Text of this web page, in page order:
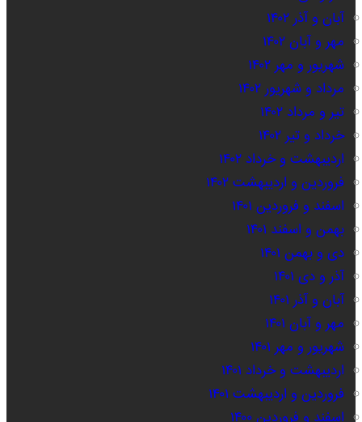
آبان و آذر ۱۴۰۲
مهر و آبان ۱۴۰۲
شهریور و مهر ۱۴۰۲
مرداد و شهریور ۱۴۰۲
تیر و مرداد ۱۴۰۲
خرداد و تیر ۱۴۰۲
اردیبهشت و خرداد ۱۴۰۲
فروردین و اردیبهشت ۱۴۰۲
اسفند و فروردین ۱۴۰۱
بهمن و اسفند ۱۴۰۱
دی و بهمن ۱۴۰۱
آذر و دی ۱۴۰۱
آبان و آذر ۱۴۰۱
مهر و آبان ۱۴۰۱
شهریور و مهر ۱۴۰۱
اردیبهشت و خرداد ۱۴۰۱
فروردین و اردیبهشت ۱۴۰۱